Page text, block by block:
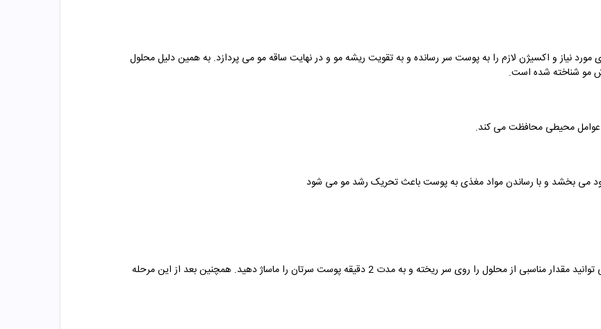
نیاز و اکسیژن لازم را به پوست سر رسانده و به تقویت ریشه مو و در نهایت ساقه مو می پردازد. به همین دلیل محلول
مو شناخته شده است.
عوامل محیطی محافظت می کند.
می بخشد و با رساندن مواد مغذی به پوست باعث تحریک رشد مو می شود
مصرف این محلول به صورت روزانه توصیه می شود و می توانید مقدار مناسبی از محلول را روی سر ریخته و به مدت 2 دقیقه پوست سرتان را ماساژ دهید. همچنین بعد از این مرحله